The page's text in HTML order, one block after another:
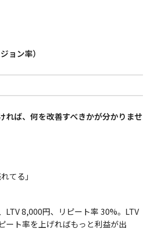
ョン率）
れば、何を改善すべきかが分かりませ
てる」
LTV 8,000円、リピート率 30%。LTV
ート率を上げればもっと利益が出